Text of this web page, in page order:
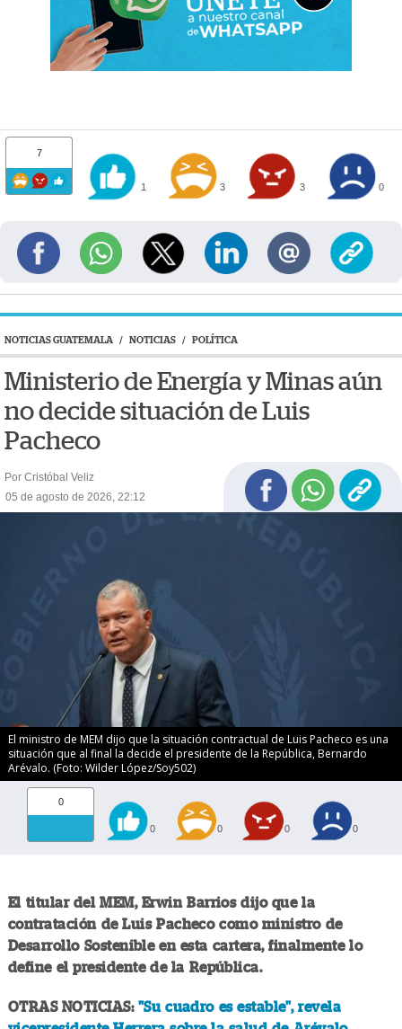
7
1 3 3 0
NOTICIAS GUATEMALA / NOTICIAS / POLÍTICA
Ministerio de Energía y Minas aún
no decide situación de Luis
Pacheco
Por Cristóbal Veliz
05 de agosto de 2026, 22:12
El ministro de MEM dijo que la situación contractual de Luis Pacheco es una
situación que al final la decide el presidente de la República, Bernardo
Arévalo. (Foto: Wilder López/Soy502)
0
0 0 0 0
El titular del MEM, Erwin Barrios dijo que la
contratación de Luis Pacheco como ministro de
Desarrollo Sostenible en esta cartera, finalmente lo
define el presidente de la República.
OTRAS NOTICIAS: "Su cuadro es estable", revela